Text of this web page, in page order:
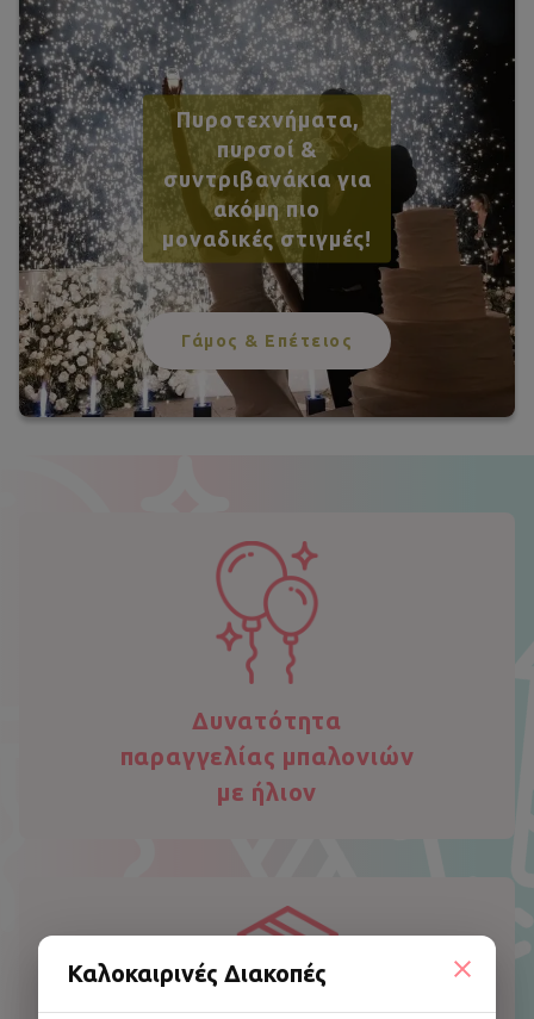
Πυροτεχνήματα,
πυρσοί &
συντριβανάκια για
ακόμη πιο
μοναδικές στιγμές!
Γάμος & Επέτειος
Δυνατότητα
παραγγελίας μπαλονιών
με ήλιον
Καλοκαιρινές Διακοπές